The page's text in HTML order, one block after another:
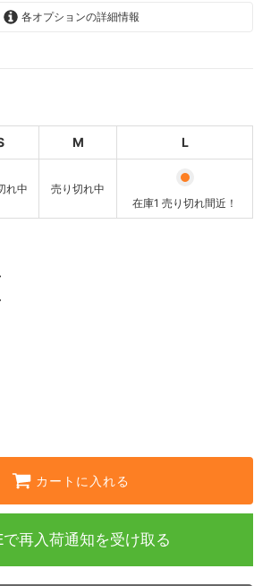
各オプションの詳細情報
SOLD OUT
売り切れ中
ホワイト
在庫1 売り切れ間近！
M L
れ中
売り切れ中
在庫1 売り切れ間近！
カートに入れる
で再入荷通知を受け取る